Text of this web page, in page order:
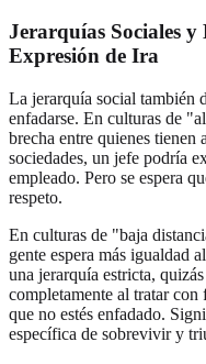
Jerarquías Sociales y
Expresión de Ira
La jerarquía social también
enfadarse. En culturas de
brecha entre quienes tienen
sociedades, un jefe podría
empleado. Pero se espera
respeto.
En culturas de "baja
gente espera más igualdad
una jerarquía estricta,
completamente al tratar
que no estés enfadado.
específica de sobrevivir y